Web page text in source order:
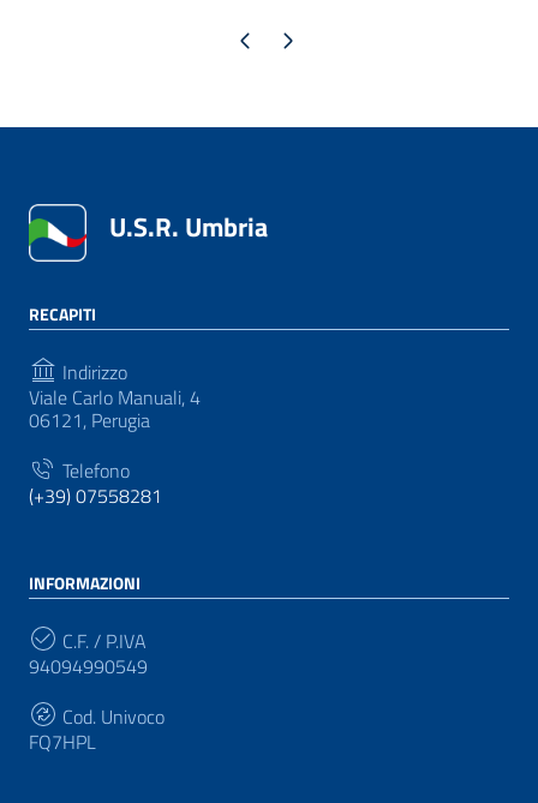
Pagina precedente
Pagina successiva
U.S.R. Umbria
RECAPITI
Indirizzo
Viale Carlo Manuali, 4
06121, Perugia
Telefono
(+39) 07558281
INFORMAZIONI
C.F. / P.IVA
94094990549
Cod. Univoco
FQ7HPL